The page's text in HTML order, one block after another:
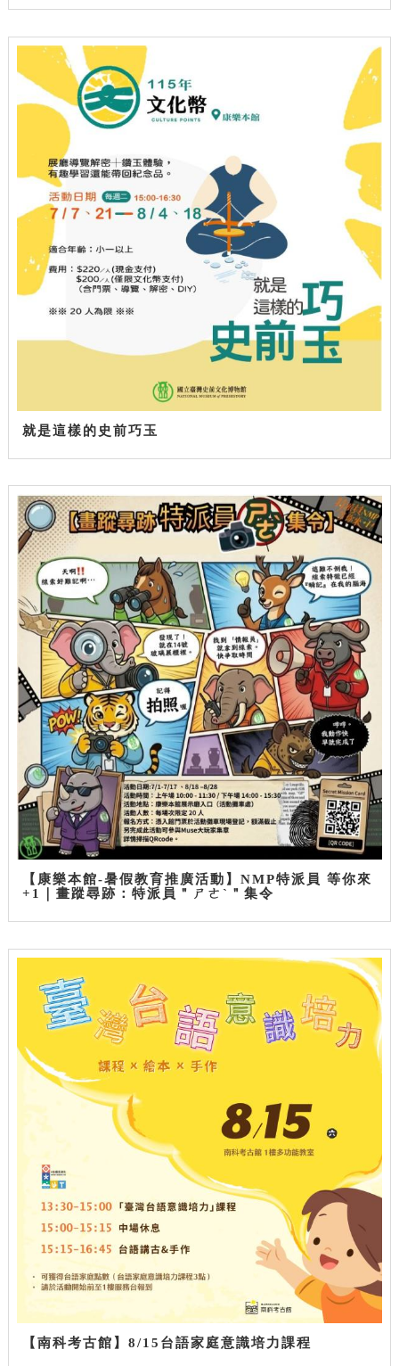
就是這樣的史前巧玉
【康樂本館-暑假教育推廣活動】NMP特派員 等你來
+1｜畫蹤尋跡：特派員＂ㄕㄜˋ＂集令
【南科考古館】8/15台語家庭意識培力課程